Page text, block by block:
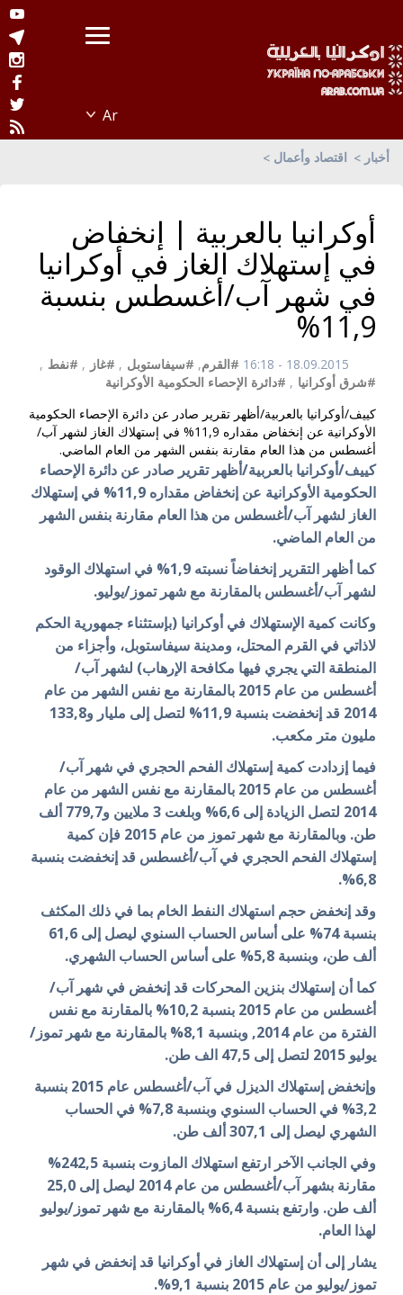
أخبار اقتصاد وأعمال
أوكرانيا بالعربية | إنخفاض
في إستهلاك الغاز في أوكرانيا
في شهر آب/أغسطس بنسبة
11,9%
18.09.2015 - 16:18 #القرم, #سيفاستوبل , #غاز , #نفط ,
#شرق أوكرانيا , #دائرة الإحصاء الحكومية الأوكرانية
كييف/أوكرانيا بالعربية/أظهر تقرير صادر عن دائرة الإحصاء الحكومية
الأوكرانية عن إنخفاض مقداره 11,9% في إستهلاك الغاز لشهر آب/
أغسطس من هذا العام مقارنة بنفس الشهر من العام الماضي.
كييف/أوكرانيا بالعربية/أظهر تقرير صادر عن دائرة الإحصاء
الحكومية الأوكرانية عن إنخفاض مقداره 11,9% في إستهلاك
الغاز لشهر آب/أغسطس من هذا العام مقارنة بنفس الشهر
من العام الماضي.
كما أظهر التقرير إنخفاضاً نسبته 1,9% في استهلاك الوقود
لشهر آب/أغسطس بالمقارنة مع شهر تموز/يوليو.
وكانت كمية الإستهلاك في أوكرانيا (بإستثناء جمهورية الحكم
لاذاتي في القرم المحتل، ومدينة سيفاستوبل، وأجزاء من
المنطقة التي يجري فيها مكافحة الإرهاب) لشهر آب/
أغسطس من عام 2015 بالمقارنة مع نفس الشهر من عام
2014 قد إنخفضت بنسبة 11,9% لتصل إلى مليار و133,8
مليون متر مكعب.
فيما إزدادت كمية إستهلاك الفحم الحجري في شهر آب/
أغسطس من عام 2015 بالمقارنة مع نفس الشهر من عام
2014 لتصل الزيادة إلى 6,6% وبلغت 3 ملايين و779,7 ألف
طن. وبالمقارنة مع شهر تموز من عام 2015 فإن كمية
إستهلاك الفحم الحجري في آب/أغسطس قد إنخفضت بنسبة
6,8%.
وقد إنخفض حجم استهلاك النفط الخام بما في ذلك المكثف
بنسبة 74% على أساس الحساب السنوي ليصل إلى 61,6
ألف طن، وبنسبة 5,8% على أساس الحساب الشهري.
كما أن إستهلاك بنزين المحركات قد إنخفض في شهر آب/
أغسطس من عام 2015 بنسبة 10,2% بالمقارنة مع نفس
الفترة من عام 2014, وبنسبة 8,1% بالمقارنة مع شهر تموز/
يوليو 2015 لتصل إلى 47,5 الف طن.
وإنخفض إستهلاك الديزل في آب/أغسطس عام 2015 بنسبة
3,2% في الحساب السنوي وبنسبة 7,8% في الحساب
الشهري ليصل إلى 307,1 ألف طن.
وفي الجانب الآخر ارتفع استهلاك المازوت بنسبة 242,5%
مقارنة بشهر آب/أغسطس من عام 2014 ليصل إلى 25,0
ألف طن. وارتفع بنسبة 6,4% بالمقارنة مع شهر تموز/يوليو
لهذا العام.
يشار إلى أن إستهلاك الغاز في أوكرانيا قد إنخفض في شهر
تموز/يوليو من عام 2015 بنسبة 9,1%.